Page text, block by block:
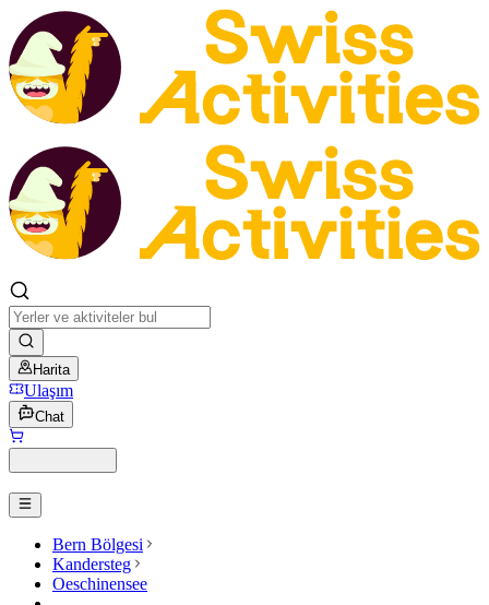
Harita
Ulaşım
Chat
Bern Bölgesi
Kandersteg
Oeschinensee